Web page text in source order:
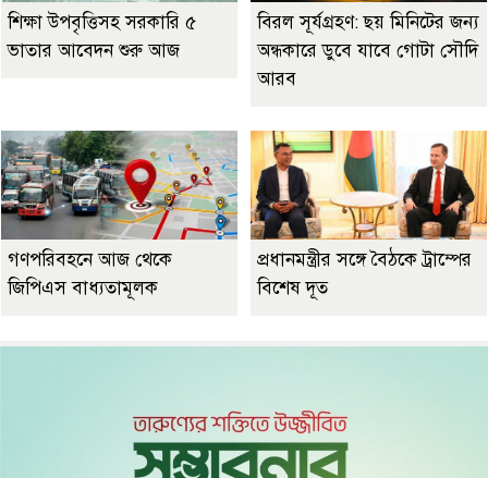
শিক্ষা উপবৃত্তিসহ সরকারি ৫
ভাতার আবেদন শুরু আজ
বিরল সূর্যগ্রহণ: ছয় মিনিটের জন্য
অন্ধকারে ডুবে যাবে গোটা সৌদি
আরব
গণপরিবহনে আজ থেকে
জিপিএস বাধ্যতামূলক
প্রধানমন্ত্রীর সঙ্গে বৈঠকে ট্রাম্পের
বিশেষ দূত